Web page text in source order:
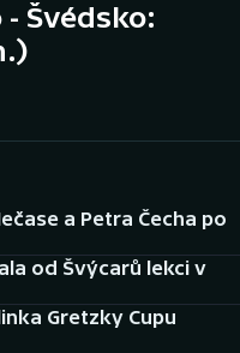
Švédsko:
a Petra Čecha po
od Švýcarů lekci v
Gretzky Cupu